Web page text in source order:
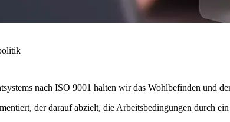
nach ISO 9001 halten wir das Wohlbefinden und
der darauf abzielt, die Arbeitsbedingungen durch